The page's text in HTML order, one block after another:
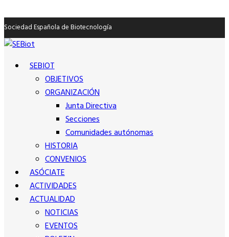
Sociedad Española de Biotecnología
SEBIOT
OBJETIVOS
ORGANIZACIÓN
Junta Directiva
Secciones
Comunidades autónomas
HISTORIA
CONVENIOS
ASÓCIATE
ACTIVIDADES
ACTUALIDAD
NOTICIAS
EVENTOS